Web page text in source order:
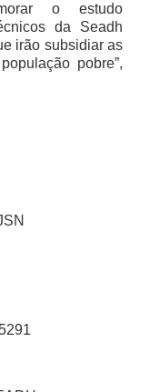
o estudo
da Seadh
irão subsidiar as
pobre”,